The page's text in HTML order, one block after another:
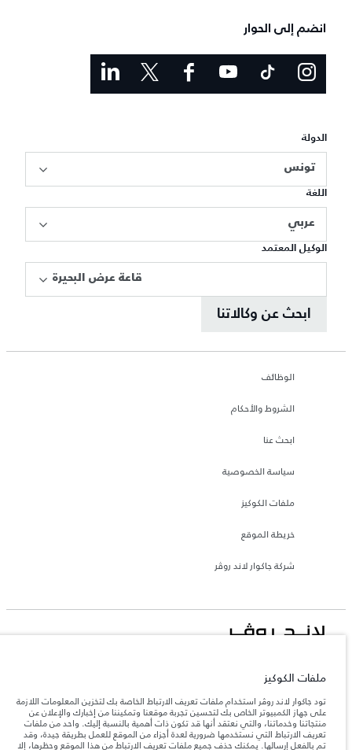
انضم إلى الحوار
الدولة
تونس
اللغة
عربي
الوكيل المعتمد
قاعة عرض البحيرة
ابحث عن وكالاتنا
الوظائف
الشروط والأحكام
ابحث عنا
سياسة الخصوصية
ملفات الكوكيز
خريطة الموقع
شركة جاكوار لاند روڤر
تونس, ألفا انترناسيونال تونس
تعكس الأوزان المذكورة مواصفات السيارة القياسية. سوف تؤثر الإكسسوارات وغيرها من
العناصر المثبتة بعد نقطة التصنيع في الحمولة. تأكد من عدم تجاوز الوزن الإجمالي للسيارة
والحد الأقصى لأحمال المحور عند تحميل السيارة بالإكسسوارات والركاب والسوائل والوقود
والحمولة.
ملفات الكوكيز
تود جاكوار لاند روڤر استخدام ملفات تعريف الارتباط الخاصة بك لتخزين المعلومات اللازمة
على جهاز الكمبيوتر الخاص بك لتحسين تجربة موقعنا وتمكيننا من إخبارك والإعلان عن
منتجاتنا وخدماتنا، والتي نعتقد أنها قد تكون ذات أهمية بالنسبة إليك. واحد من ملفات
تعريف الارتباط التي نستخدمها ضرورية لعدة أجزاء من الموقع للعمل بطريقة جيدة، وقد
تم بالفعل إرسالها. يمكنك حذف جميع ملفات تعريف الارتباط من هذا الموقع وحظرها، إلا